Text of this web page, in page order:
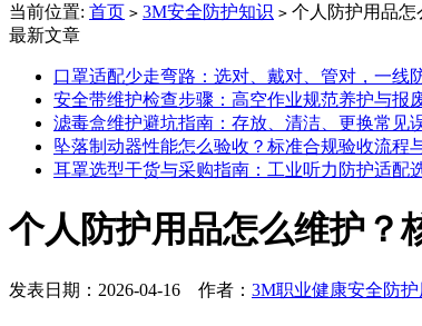
当前位置: 首页 > 3M安全防护知识 > 个人防护用品怎
最新文章
口罩适配少走弯路：选对、戴对、管对，一线
安全带维护检查步骤：高空作业规范养护与报
滤毒盒维护避坑指南：存放、清洁、更换常见
坠落制动器性能怎么验收？标准合规验收流程
耳罩选型干货与采购指南：工业听力防护适配
个人防护用品怎么维护？
发表日期：2026-04-16 作者： 3M职业健康安全防